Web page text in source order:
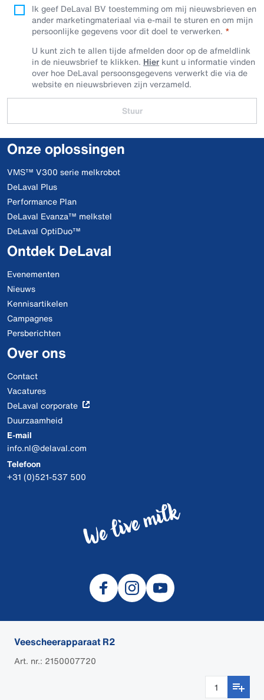
Veescheerapparaat R2
Art. nr.: 2150007720
Ik geef DeLaval BV toestemming om mij nieuwsbrieven en
ander marketingmateriaal via e-mail te sturen en om mijn
persoonlijke gegevens voor dit doel te verwerken.
U kunt zich te allen tijde afmelden door op de afmeldlink
in de nieuwsbrief te klikken. Hier kunt u informatie vinden
over hoe DeLaval persoonsgegevens verwerkt die via de
website en nieuwsbrieven zijn verzameld.
Stuur
Onze oplossingen
VMS™ V300 serie melkrobot
DeLaval Plus
Performance Plan
DeLaval Evanza™ melkstel
DeLaval OptiDuo™
Ontdek DeLaval
Evenementen
Nieuws
Kennisartikelen
Campagnes
Persberichten
Over ons
Contact
Vacatures
DeLaval corporate
Duurzaamheid
E-mail
info.nl@delaval.com
Telefoon
+31 (0)521-537 500
© 2026 DeLaval